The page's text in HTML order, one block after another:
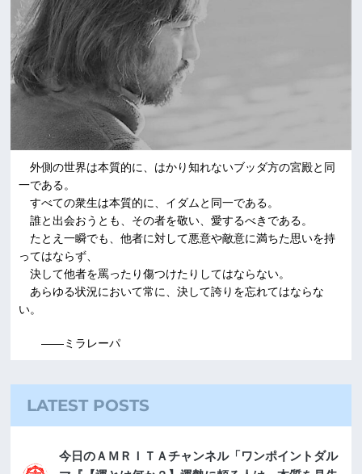
外側の世界は本質的に、はかり知れないブッダ方の宮殿と同
一である。
すべての衆生は本質的に、イダムと同一である。
誰と出会おうとも、その者を敬い、愛するべきである。
たとえ一瞬でも、他者に対して悪意や敵意に満ちた思いを持
ってはならず、
決して他者を罵ったり傷つけたりしてはならない。
あらゆる状況において常に、決して誇りを忘れてはならな
い。
――ミラレーパ
LATEST POSTS
今日のＡＭＲＩＴＡチャンネル「ワンポイントダル